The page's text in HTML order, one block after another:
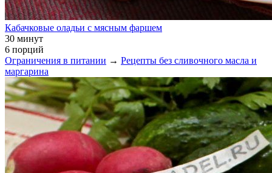
Кабачковые оладьи с мясным фаршем
30 минут
6 порций
Ограничения в питании → Рецепты без сливочного масла и
маргарина